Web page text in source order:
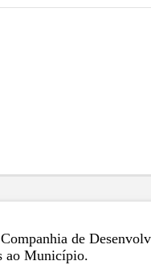
de
ao Município.